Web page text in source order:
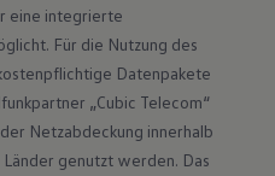
eine integrierte
Für die Nutzung des
Datenpakete
„Cubic Telecom“
Netzabdeckung innerhalb
genutzt werden. Das